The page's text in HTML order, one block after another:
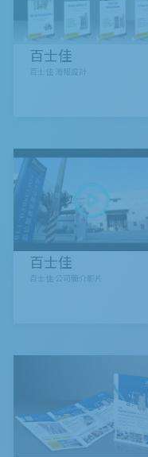
百士佳
百士佳 海報設計
百士佳
百士佳 公司簡介影片